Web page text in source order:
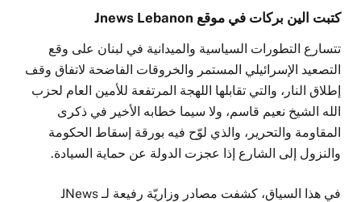
كتبت الين بركات في موقع Jnews Lebanon
تتسارع التطورات السياسية والميدانية في لبنان على وقع
التصعيد الإسرائيلي المستمر والخروقات الفاضحة لاتفاق وقف
إطلاق النار، والتي تقابلها اللهجة المرتفعة للأمين العام لحزب
الله الشيخ نعيم قاسم، ولا سيما خطابه الأخير في ذكرى
المقاومة والتحرير، والذي لوّح فيه بورقة إسقاط الحكومة
والنزول إلى الشارع إذا عجزت الدولة عن حماية السيادة.
في هذا السياق، كشفت مصادر وزاريّة رفيعة لـ JNews